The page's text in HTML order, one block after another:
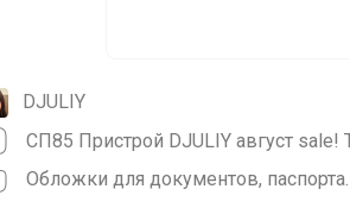
DJULIY